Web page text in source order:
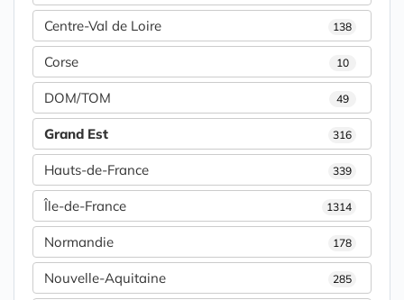
Centre-Val de Loire 138
Corse 10
DOM/TOM 49
Grand Est 316
Hauts-de-France 339
Île-de-France 1314
Normandie 178
Nouvelle-Aquitaine 285